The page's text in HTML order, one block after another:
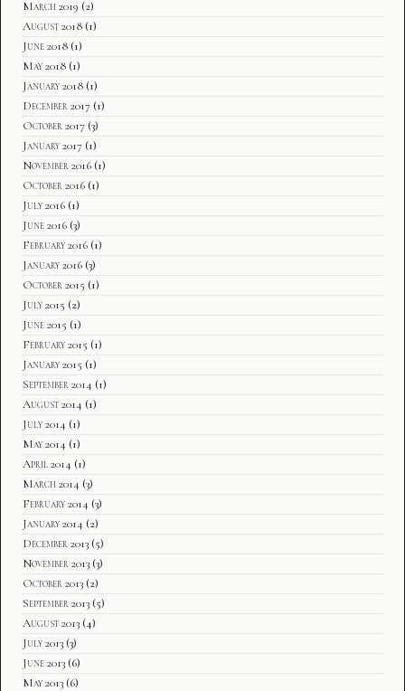
March 2019 (2)
August 2018 (1)
June 2018 (1)
May 2018 (1)
January 2018 (1)
December 2017 (1)
October 2017 (3)
January 2017 (1)
November 2016 (1)
October 2016 (1)
July 2016 (1)
June 2016 (3)
February 2016 (1)
January 2016 (3)
October 2015 (1)
July 2015 (2)
June 2015 (1)
February 2015 (1)
January 2015 (1)
September 2014 (1)
August 2014 (1)
July 2014 (1)
May 2014 (1)
April 2014 (1)
March 2014 (3)
February 2014 (3)
January 2014 (2)
December 2013 (5)
November 2013 (3)
October 2013 (2)
September 2013 (5)
August 2013 (4)
July 2013 (3)
June 2013 (6)
May 2013 (6)